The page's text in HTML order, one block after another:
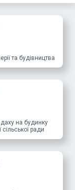
та будівництва
на будинку
ради